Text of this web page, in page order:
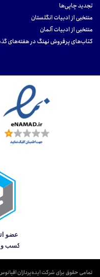
تجدید چاپی‌ها
منتخبی از ادبیات انگلستان
منتخبی از ادبیات آلمان
کتاب‌های پرفروش نهنگ در هفته‌های
تمامی حقوق برای شرکت ایده‌پردازان